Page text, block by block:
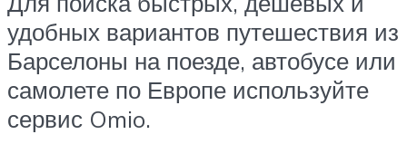
удобных вариантов путешествия из
Барселоны на поезде, автобусе или
самолете по Европе используйте
сервис Omio.